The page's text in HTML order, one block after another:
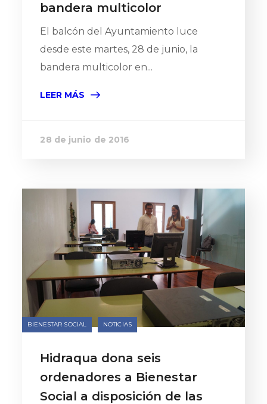
bandera multicolor
El balcón del Ayuntamiento luce
desde este martes, 28 de junio, la
bandera multicolor en...
LEER MÁS
28 de junio de 2016
BIENESTAR SOCIAL NOTICIAS
Hidraqua dona seis
ordenadores a Bienestar
Social a disposición de las